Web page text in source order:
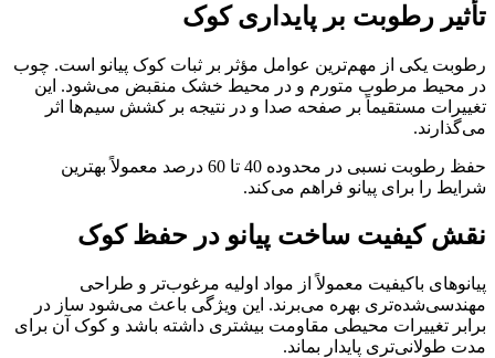
تأثیر رطوبت بر پایداری کوک
رطوبت یکی از مهم‌ترین عوامل مؤثر بر ثبات کوک پیانو است. چوب
در محیط مرطوب متورم و در محیط خشک منقبض می‌شود. این
تغییرات مستقیماً بر صفحه صدا و در نتیجه بر کشش سیم‌ها اثر
می‌گذارند.
حفظ رطوبت نسبی در محدوده 40 تا 60 درصد معمولاً بهترین
شرایط را برای پیانو فراهم می‌کند.
نقش کیفیت ساخت پیانو در حفظ کوک
پیانوهای باکیفیت معمولاً از مواد اولیه مرغوب‌تر و طراحی
مهندسی‌شده‌تری بهره می‌برند. این ویژگی باعث می‌شود ساز در
برابر تغییرات محیطی مقاومت بیشتری داشته باشد و کوک آن برای
مدت طولانی‌تری پایدار بماند.